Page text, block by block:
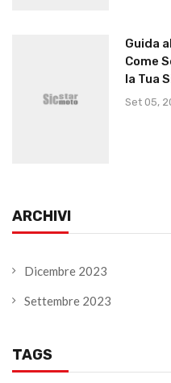
Guida
Come
la Tua
Set 05,
ARCHIVI
Dicembre 2023
Settembre 2023
TAGS